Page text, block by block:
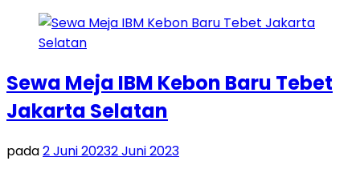
Sewa Meja IBM Kebon Baru Tebet
Jakarta Selatan
pada2 Juni 20232 Juni 2023